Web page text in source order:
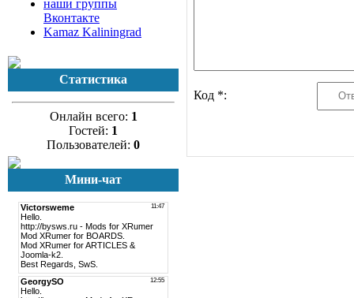
наши группы
Вконтакте
Kamaz Kaliningrad
Статистика
Онлайн всего: 1
Гостей: 1
Пользователей: 0
Мини-чат
Код *: